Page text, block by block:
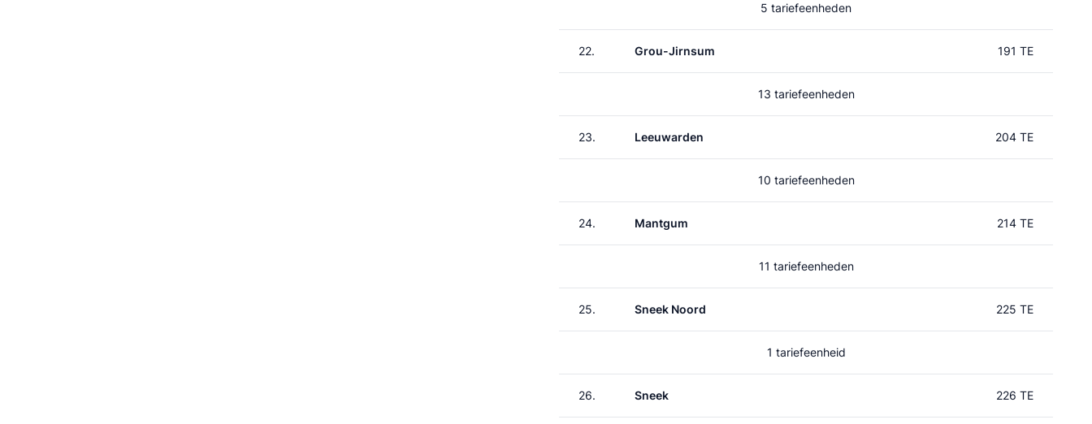
5 tariefeenheden
22. Grou-Jirnsum 191 TE
13 tariefeenheden
23. Leeuwarden 204 TE
10 tariefeenheden
24. Mantgum 214 TE
11 tariefeenheden
25. Sneek Noord 225 TE
1 tariefeenheid
26. Sneek 226 TE